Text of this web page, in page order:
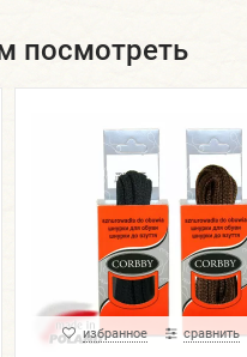
посмотреть
избранное сравнить